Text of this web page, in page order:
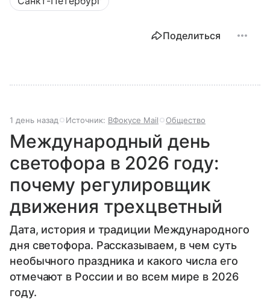
Поделиться
1 день назад Источник: ВФокусе Mail Общество
Международный день
светофора в 2026 году:
почему регулировщик
движения трехцветный
Дата, история и традиции Международного
дня светофора. Рассказываем, в чем суть
необычного праздника и какого числа его
отмечают в России и во всем мире в 2026
году.